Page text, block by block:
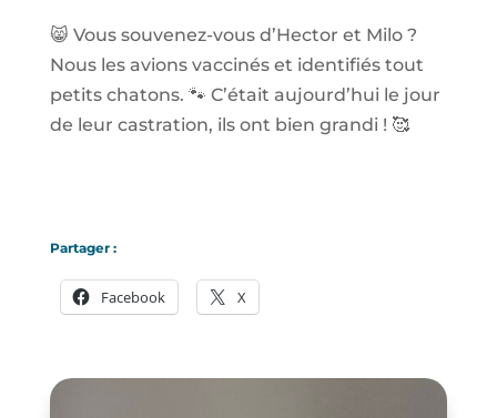
😸 Vous souvenez-vous d’Hector et Milo ?
Nous les avions vaccinés et identifiés tout
petits chatons. 🐾 C’était aujourd’hui le jour
de leur castration, ils ont bien grandi ! 🥰
Partager :
Facebook X